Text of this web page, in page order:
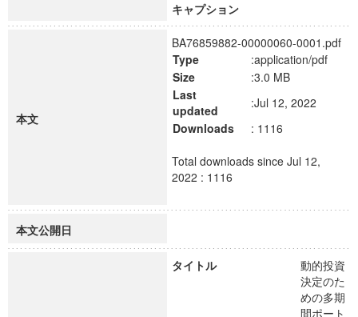
キャプション
本文
BA76859882-00000060-0001.pdf
Type
:application/pdf
Size
:3.0 MB
Last
updated
:Jul 12, 2022
Downloads
: 1116
Total downloads since Jul 12,
2022 : 1116
本文公開日
タイトル
動的投資
決定のた
めの多期
間ポート